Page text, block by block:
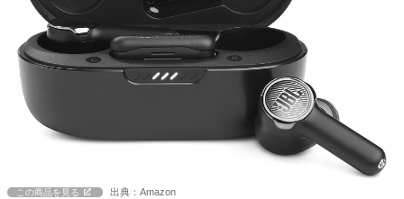
この商品を見る 出典：Amazon